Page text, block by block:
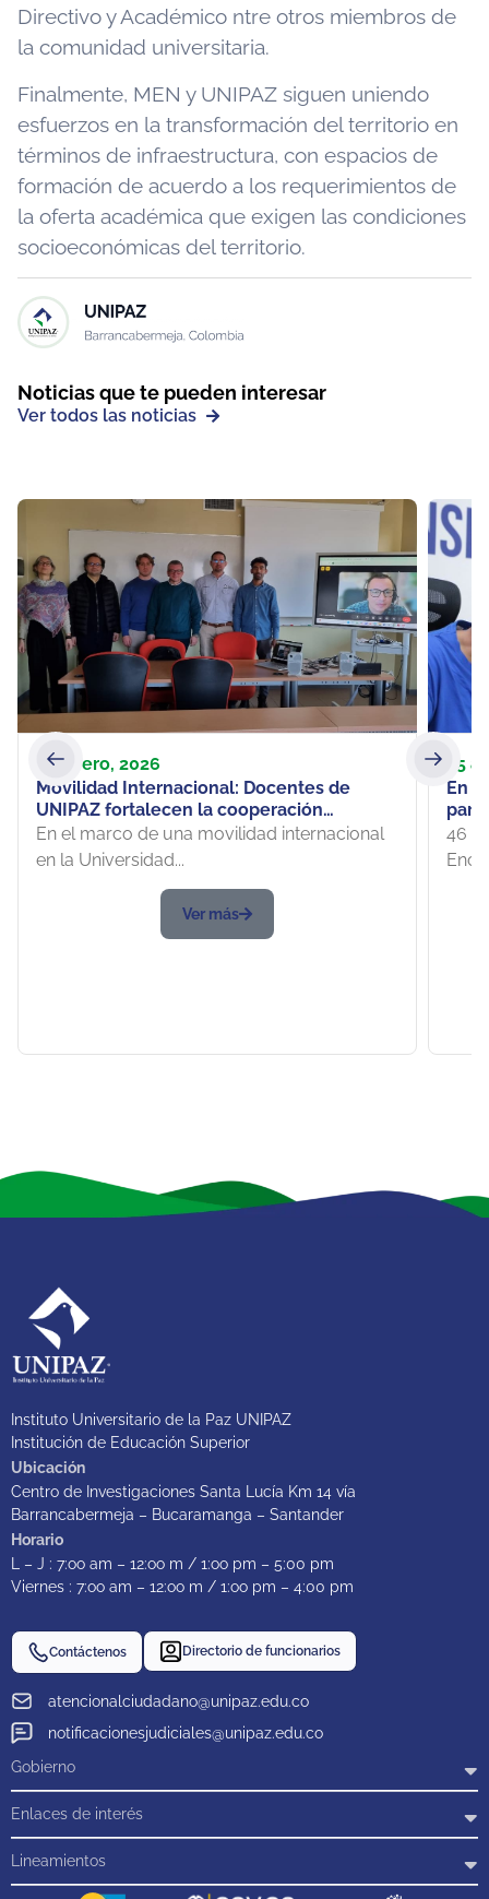
Directivo y Académico ntre otros miembros de
la comunidad universitaria.
Finalmente, MEN y UNIPAZ siguen uniendo
esfuerzos en la transformación del territorio en
términos de infraestructura, con espacios de
formación de acuerdo a los requerimientos de
la oferta académica que exigen las condiciones
socioeconómicas del territorio.
Noticias que te pueden interesar
Ver todos las noticias
22 enero, 2026
Movilidad Internacional: Docentes de
UNIPAZ fortalecen la cooperación
académica en Universidad de Brescia en
Italia
En el marco de una movilidad internacional
en la Universidad...
Ver más
25
En
46
Instituto Universitario de la Paz UNIPAZ
Institución de Educación Superior
Ubicación
Centro de Investigaciones Santa Lucía Km 14 vía
Barrancabermeja – Bucaramanga – Santander
Horario
L – J : 7:oo am – 12:oo m / 1:oo pm – 5:00 pm
Viernes : 7:oo am – 12:oo m / 1:oo pm – 4:00 pm
atencionalciudadano@unipaz.edu.co
notificacionesjudiciales@unipaz.edu.co
Contáctenos Directorio de funcionarios
Gobierno
Enlaces de interés
Lineamientos